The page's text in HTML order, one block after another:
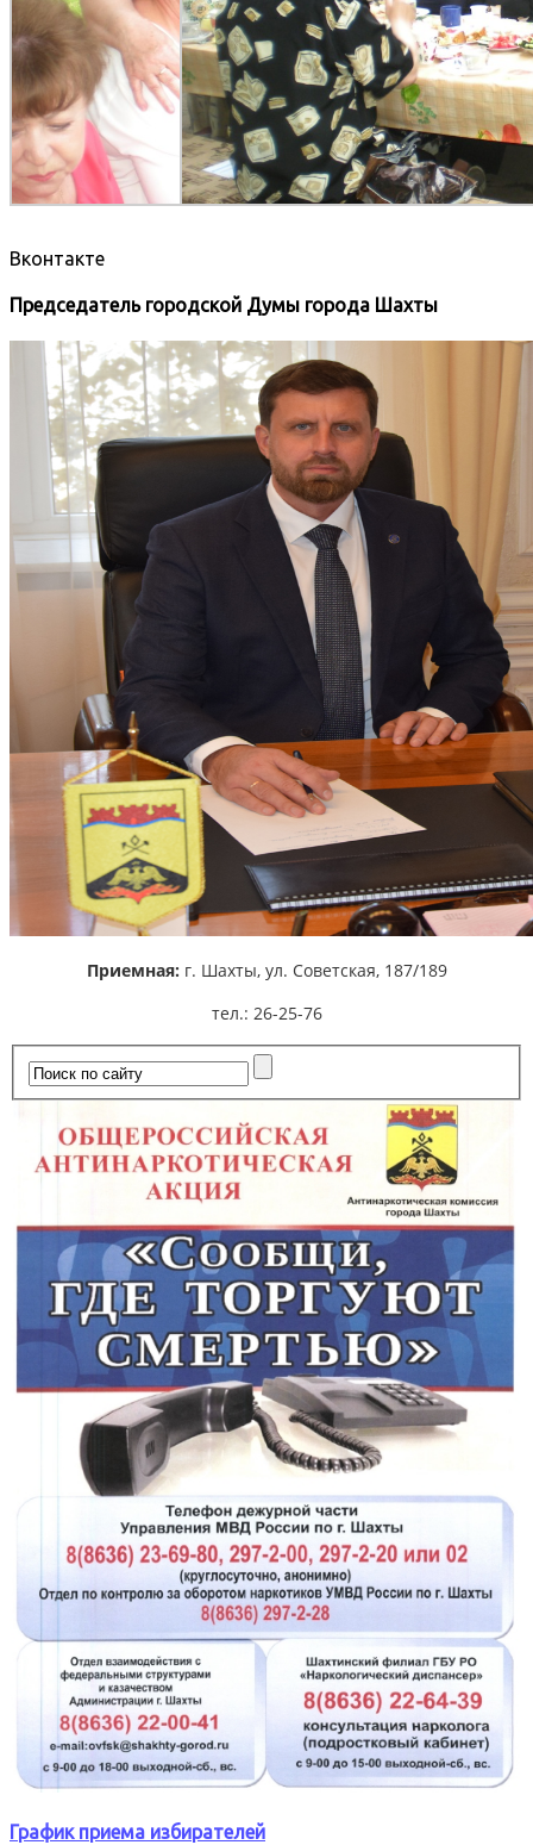
Вконтакте
Председатель городской Думы города Шахты
Приемная: г. Шахты, ул. Советская, 187/189
тел.: 26-25-76
График приема избирателей